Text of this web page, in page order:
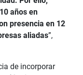
años en
presencia en 12
aliadas”,
de incorporar